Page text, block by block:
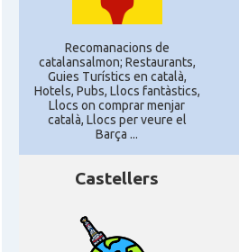
Recomanacions de
catalansalmon; Restaurants,
Guies Turístics en català,
Hotels, Pubs, Llocs fantàstics,
Llocs on comprar menjar
català, Llocs per veure el
Barça ...
Castellers